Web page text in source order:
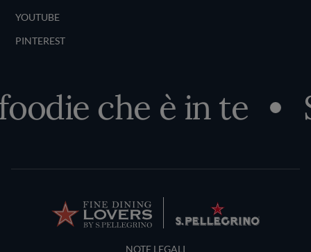
YOUTUBE
PINTEREST
che è in te
Terms and Conditions
NOTE LEGALI